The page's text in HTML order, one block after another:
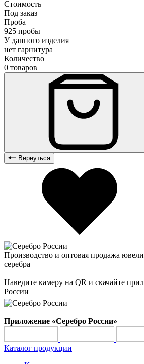
Стоимость
Под заказ
Проба
925 пробы
У данного изделия
нет гарнитура
Количество
0 товаров
Вернуться
Производство и оптовая продажа
серебра
Наведите камеру на QR и скачайте
России
Приложение «Серебро России»
Каталог продукции